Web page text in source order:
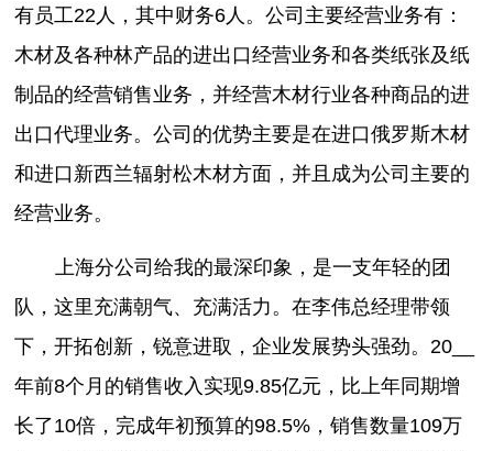
有员工22人，其中财务6人。公司主要经营业务有：
木材及各种林产品的进出口经营业务和各类纸张及纸
制品的经营销售业务，并经营木材行业各种商品的进
出口代理业务。公司的优势主要是在进口俄罗斯木材
和进口新西兰辐射松木材方面，并且成为公司主要的
经营业务。
上海分公司给我的最深印象，是一支年轻的团
队，这里充满朝气、充满活力。在李伟总经理带领
下，开拓创新，锐意进取，企业发展势头强劲。20__
年前8个月的销售收入实现9.85亿元，比上年同期增
长了10倍，完成年初预算的98.5%，销售数量109万